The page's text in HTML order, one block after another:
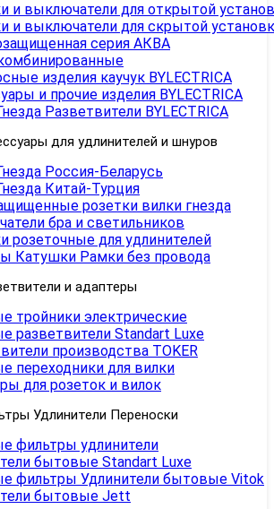
и выключатели для открытой
и выключатели для скрытой
серия АКВА
изделия каучук BYLECTRICA
и прочие изделия BYLECTRICA
Разветвители BYLECTRICA
для удлинителей и шнуров
Россия-Беларусь
Китай-Турция
розетки вилки гнезда
бра и светильников
розеточные для удлинителей
Катушки Рамки без провода
и адаптеры
тройники электрические
разветвители Standart Luxe
производства TOKER
переходники для вилки
для розеток и вилок
Удлинители Переноски
фильтры удлинители
бытовые Standart Luxe
фильтры Удлинители бытовые Vitok
бытовые Jett